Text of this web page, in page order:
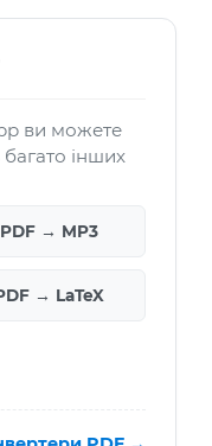
ви можете
інших
PDF → MP3
→ LaTeX